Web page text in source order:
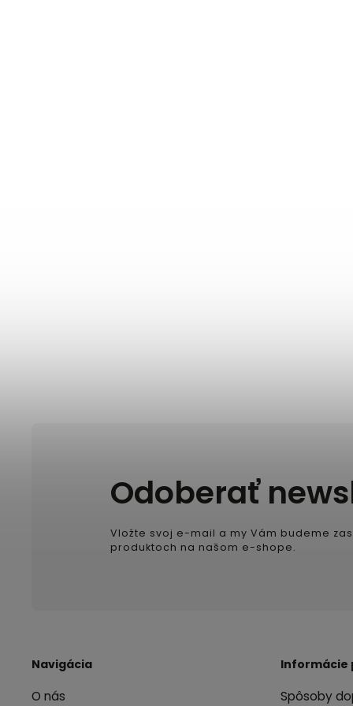
Navigácia
O nás
Informácie
Spôsoby
Odoberať
Vložte svoj e-mail a my Vám budeme
produktoch na našom e-shope.